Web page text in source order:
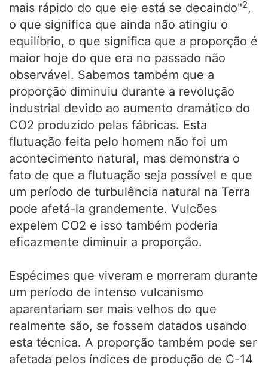
mais rápido do que ele está se decaindo"2,
o que significa que ainda não atingiu o
equilíbrio, o que significa que a proporção é
maior hoje do que era no passado não
observável. Sabemos também que a
proporção diminuiu durante a revolução
industrial devido ao aumento dramático do
CO2 produzido pelas fábricas. Esta
flutuação feita pelo homem não foi um
acontecimento natural, mas demonstra o
fato de que a flutuação seja possível e que
um período de turbulência natural na Terra
pode afetá-la grandemente. Vulcões
expelem CO2 e isso também poderia
eficazmente diminuir a proporção.
Espécimes que viveram e morreram durante
um período de intenso vulcanismo
aparentariam ser mais velhos do que
realmente são, se fossem datados usando
esta técnica. A proporção também pode ser
afetada pelos índices de produção de C-14